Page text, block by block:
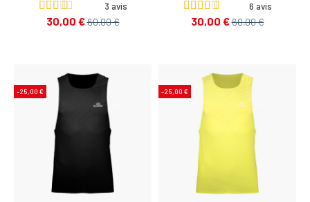
3 avis
30,00 €60,00 €
6 avis
30,00 €60,00 €
-25,00 € -25,00 €